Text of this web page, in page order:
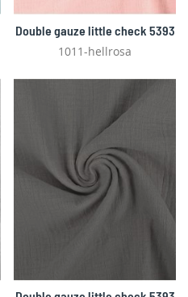
Double gauze little check 5393
1011-hellrosa